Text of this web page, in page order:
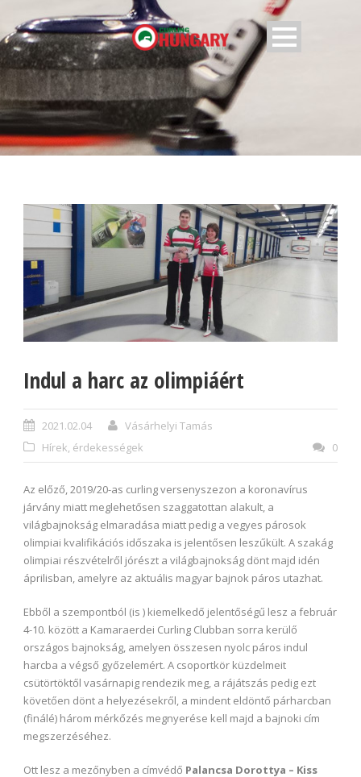
Indul a harc az olimpiáért
2021.02.04
Vásárhelyi Tamás
Hírek, érdekességek
0
Az előző, 2019/20-as curling versenyszezon a koronavírus
járvány miatt meglehetősen szaggatottan alakult, a
világbajnokság elmaradása miatt pedig a vegyes párosok
olimpiai kvalifikációs időszaka is jelentősen leszűkült. A szakág
olimpiai részvételről jórészt a világbajnokság dönt majd idén
áprilisban, amelyre az aktuális magyar bajnok páros utazhat.
Ebből a szempontból (is ) kiemelkedő jelentőségű lesz a február
4-10. között a Kamaraerdei Curling Clubban sorra kerülő
országos bajnokság, amelyen összesen nyolc páros indul
harcba a végső győzelemért. A csoportkör küzdelmeit
csütörtöktől vasárnapig rendezik meg, a rájátszás pedig ezt
követően dönt a helyezésekről, a mindent eldöntő párharcban
(finálé) három mérkőzés megnyerése kell majd a bajnoki cím
megszerzéséhez.
Ott lesz a mezőnyben a címvédő Palancsa Dorottya – Kiss